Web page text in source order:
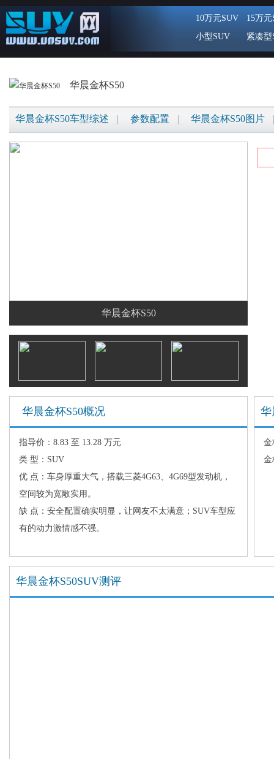
10万元SUV
15万
小型SUV
紧凑型
华晨金杯S50
华晨金杯S50车型综述 参数配置 华晨金杯S50图片
华晨金杯S50
华晨金杯S50概况
指导价：8.83 至 13.28 万元
类 型：SUV
优 点：车身厚重大气，搭载三菱4G63、4G69型发动机，
空间较为宽敞实用。
缺 点：安全配置确实明显，让网友不太满意；SUV车型应
有的动力激情感不强。
华
金
金
华晨金杯S50SUV测评